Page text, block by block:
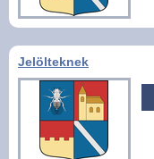
Intézmények
Közérdekű adatok -
Felsőrajk
Jelölteknek